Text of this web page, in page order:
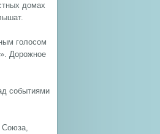
домах
голосом
Дорожное
событиями
Союза,